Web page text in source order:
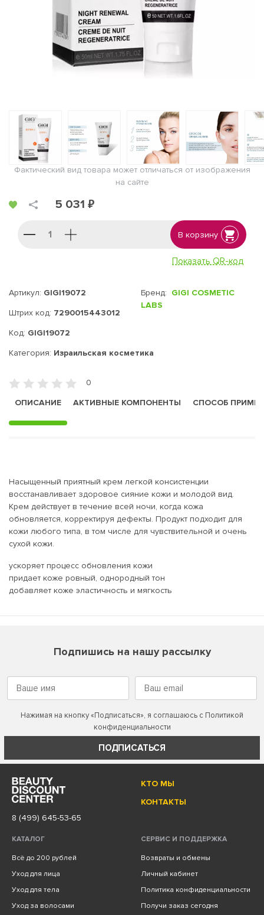
Фактический вид товара может отличаться от изображения
на сайте
5 031 ₽
В корзину
Показать QR-код
Артикул: GIGI19072
Штрих код: 7290015443012
Код: GIGI19072
Бренд: GIGI COSMETIC
LABS
Категория: Израильская косметика
0
ОПИСАНИЕ
АКТИВНЫЕ КОМПОНЕНТЫ СПОСОБ
Насыщенный приятный крем легкой консистенции
восстанавливает здоровое сияние кожи и молодой вид.
Крем действует в течение всей ночи, когда кожа
обновляется, корректируя дефекты. Продукт подходит для
кожи любого типа, в том числе для чувствительной и очень
сухой кожи.
ускоряет процесс обновления кожи
придает коже ровный, однородный тон
добавляет коже эластичность и мягкость
Подпишись на нашу рассылку
Нажимая на кнопку «Подписаться», я соглашаюсь с Политикой
конфиденциальности
ПОДПИСАТЬСЯ
КТО МЫ
КОНТАКТЫ
8 (499) 645-53-65
КАТАЛОГ
Всё до 200 рублей
Уход для лица
Уход для тела
Уход за волосами
СЕРВИС И ПОДДЕРЖКА
Возвраты и обмены
Личный кабинет
Политика конфиденциальности
Получи заказ сегодня